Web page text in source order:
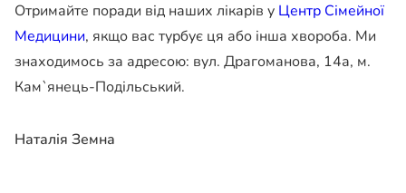
Отримайте поради від наших лікарів у Центр Сімейної
Медицини, якщо вас турбує ця або інша хвороба. Ми
знаходимось за адресою: вул. Драгоманова, 14а, м.
Кам`янець-Подільський.
Наталія Земна